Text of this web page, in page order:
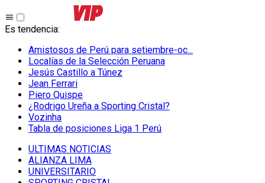
Es tendencia:
Amistosos de Perú para setiembre-oc...
Localías de la Selección Peruana
Jesús Castillo a Túnez
Jean Ferrari
Piero Quispe
¿Rodrigo Ureña a Sporting Cristal?
Vozinha
Tabla de posiciones Liga 1 Perú
ULTIMAS NOTICIAS
ALIANZA LIMA
UNIVERSITARIO